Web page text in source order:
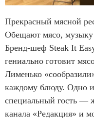
Прекрасный мясной
Обещают мясо, музыку
Бренд-шеф Steak It
гениально готовит
Лименько
каждому блюду. Одно
специальный гость —
канала «Редакция» и